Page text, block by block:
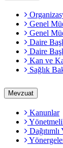
Genel
Genel
Daire
Daire
Kan ve
Sağlık
Mevzuat
Kanunlar
Dağıtımlı